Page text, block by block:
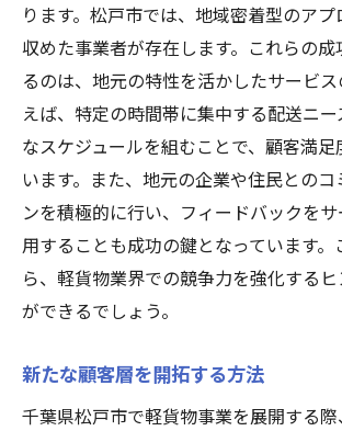
ります。松戸市では、地域密着型のア
収めた事業者が存在します。これらの
るのは、地元の特性を活かしたサービ
えば、特定の時間帯に集中する配送ニ
なスケジュールを組むことで、顧客満足
います。また、地元の企業や住民とのコ
ンを積極的に行い、フィードバックを
用することも成功の鍵となっています
ら、軽貨物業界での競争力を強化する
ができるでしょう。
新たな顧客層を開拓する方法
千葉県松戸市で軽貨物事業を展開する